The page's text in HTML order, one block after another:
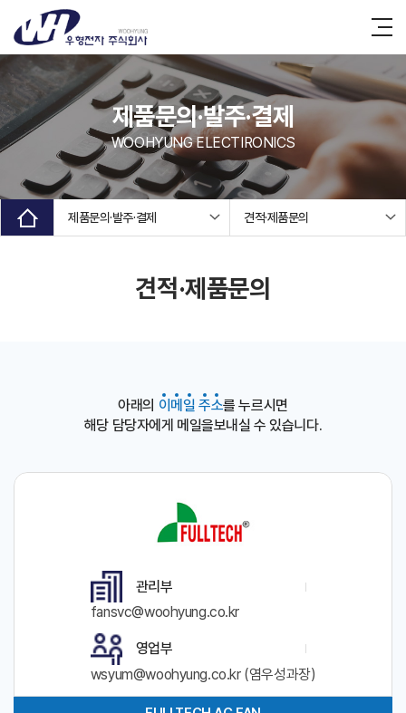
제품문의·발주·결제
WOOHYUNG ELECTIRONICS
제품문의·발주·결제 견적·제품문의
견적·제품문의
아래의 이 메 일 주소를 누르시면
해당 담당자에게 메일을보내실 수 있습니다.
관리부
fansvc@woohyung.co.kr
영업부
wsyum@woohyung.co.kr (염우성과장)